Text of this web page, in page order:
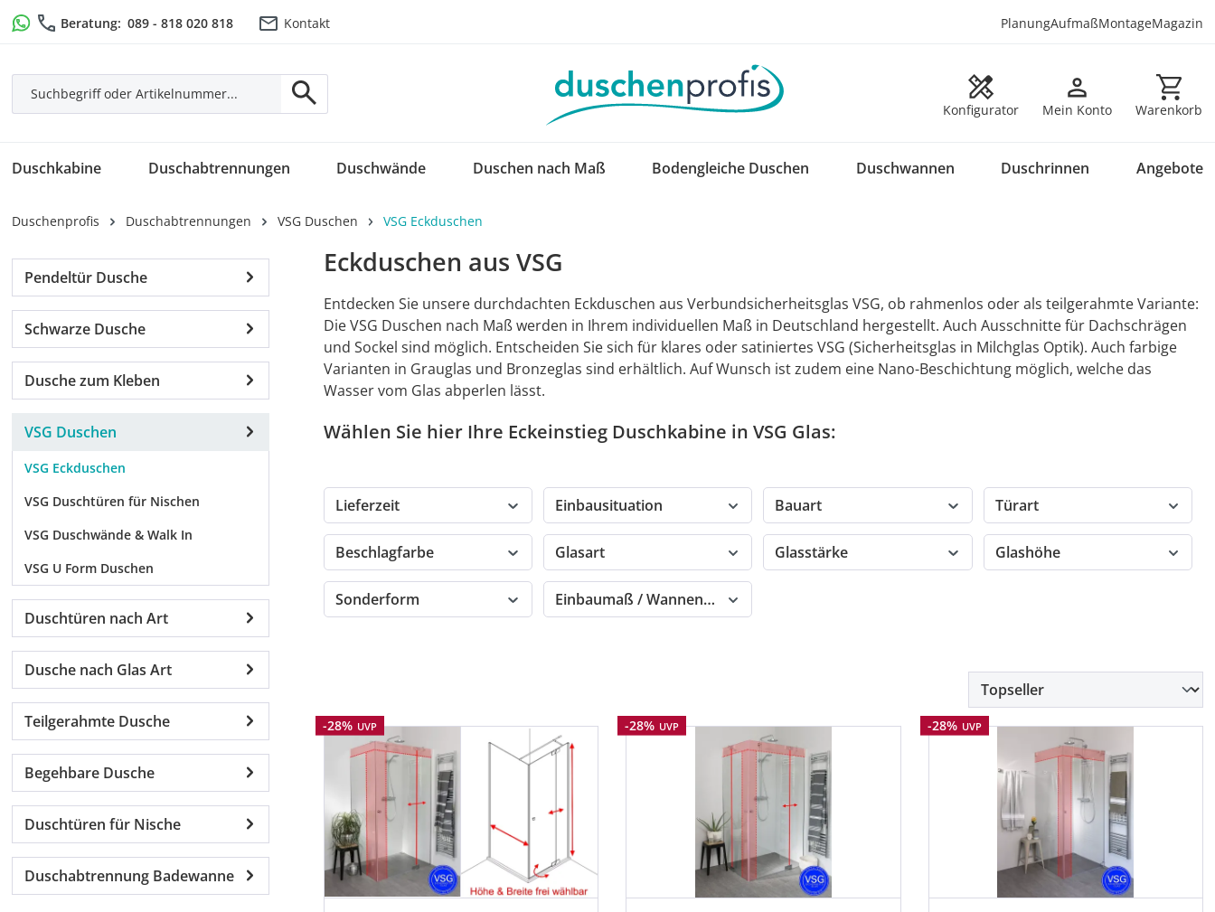
Hauptinhalt springen
Zur Suche springen
Zur Hauptnavigation springen
Beratung: 089 - 818 020 818 Kontakt PlanungAufmaßMontageMagazin
Konfigurator Mein Konto Warenkorb
Warenkorb
Duschkabine Duschabtrennungen Duschwände Duschen nach Maß Bodengleiche Duschen Duschwannen Duschrinnen Angebote
Duschenprofis Duschabtrennungen VSG Duschen VSG Eckduschen
Pendeltür Dusche
Schwarze Dusche
Dusche zum Kleben
VSG Duschen
VSG Eckduschen
VSG Duschtüren für Nischen
VSG Duschwände & Walk In
VSG U Form Duschen
Duschtüren nach Art
Dusche nach Glas Art
Teilgerahmte Dusche
Begehbare Dusche
Duschtüren für Nische
Duschabtrennung Badewanne
Eckduschen aus VSG
Entdecken Sie unsere durchdachten Eckduschen aus Verbundsicherheitsglas VSG, ob rahmenlos oder als teilgerahmte Variante:
Die VSG Duschen nach Maß werden in Ihrem individuellen Maß in Deutschland hergestellt. Auch Ausschnitte für Dachschrägen
und Sockel sind möglich. Entscheiden Sie sich für klares oder satiniertes VSG (Sicherheitsglas in Milchglas Optik). Auch farbige
Varianten in Grauglas und Bronzeglas sind erhältlich. Auf Wunsch ist zudem eine Nano-Beschichtung möglich, welche das
Wasser vom Glas abperlen lässt.
Wählen Sie hier Ihre Eckeinstieg Duschkabine in VSG Glas:
Lieferzeit Einbausituation Bauart Türart
Beschlagfarbe Glasart Glasstärke Glashöhe
Sonderform Einbaumaß / Wannenmaß
Rabatt
-28% UVP Rabatt
-28% UVP Rabatt
-28% UVP